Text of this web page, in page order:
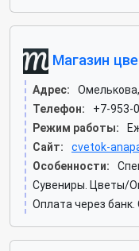
Магазин
Адрес:
Телефон:
+7-953-
Режим работы:
Сайт:
cvetok-
Особенности:
Сувениры. Цветы/
Оплата через